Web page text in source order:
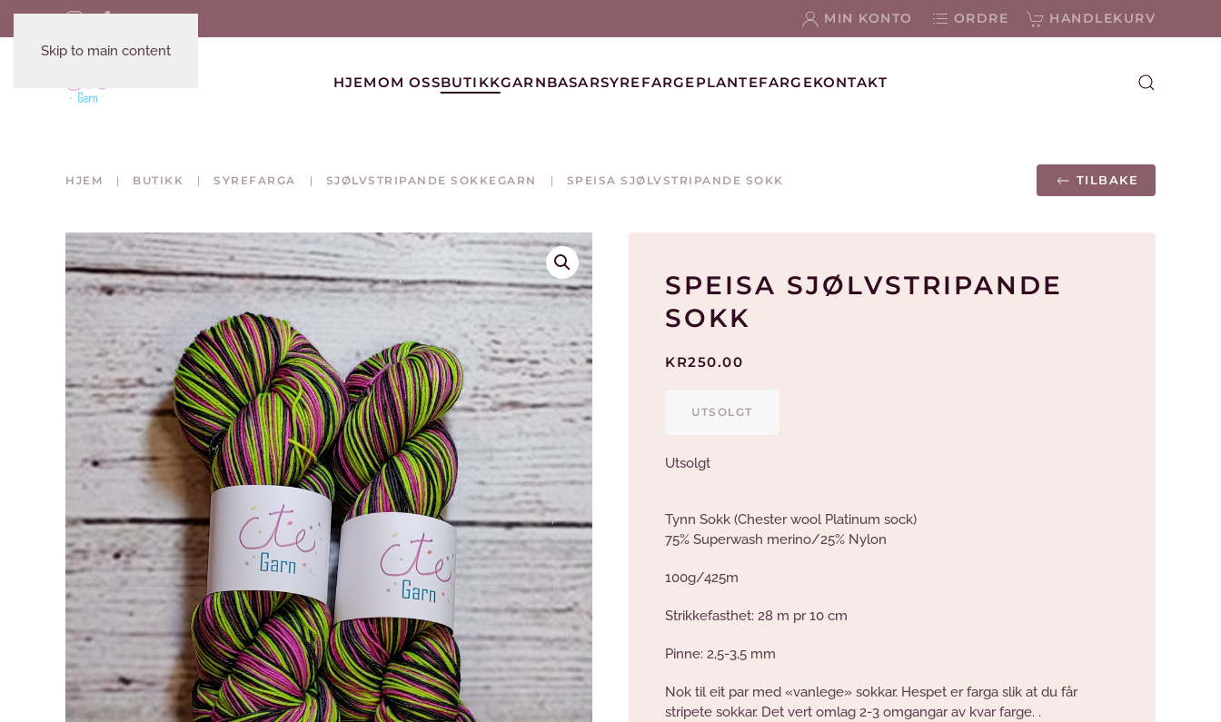
Skip to main content
MIN KONTO ORDRE HANDLEKURV
HJEMOM OSSBUTIKKGARNBASARSYREFARGEPLANTEFARGEKONTAKT
HJEM BUTIKK SYREFARGA SJØLVSTRIPANDE SOKKEGARN SPEISA SJØLVSTRIPANDE SOKK TILBAKE
SPEISA SJØLVSTRIPANDE
SOKK
KR250.00
UTSOLGT
Utsolgt
Tynn Sokk (Chester wool Platinum sock)
75% Superwash merino/25% Nylon
100g/425m
Strikkefasthet: 28 m pr 10 cm
Pinne: 2,5-3,5 mm
Nok til eit par med «vanlege» sokkar. Hespet er farga slik at du får
stripete sokkar. Det vert omlag 2-3 omgangar av kvar farge. .